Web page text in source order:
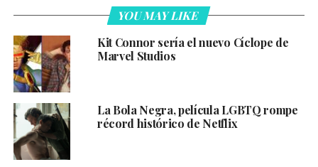
YOU MAY LIKE
Kit Connor sería el nuevo Cíclope de
Marvel Studios
La Bola Negra, película LGBTQ rompe
récord histórico de Netflix